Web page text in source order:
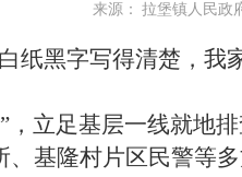
来源： 拉堡镇人民政
纸黑字写得清楚，
足基层一线就地排
基隆村片区民警等